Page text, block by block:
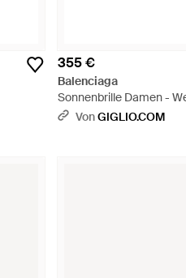
355 €
Balenciaga
Sonnenbrille Damen -
VonGIGLIO.COM